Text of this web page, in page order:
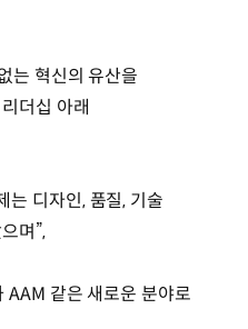
는 혁신의 유산을
더십 아래
는 디자인, 품질, 기술
며”,
AAM 같은 새로운 분야로